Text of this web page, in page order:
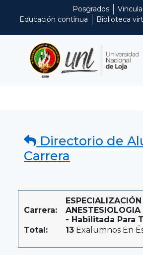
Posgrados
Educación contínua
Biblioteca
Directorio de
Carrera
Carrera:
ESPECIALIZACIÓN
- Habilitada Para
Total:
13 Exalumnos En